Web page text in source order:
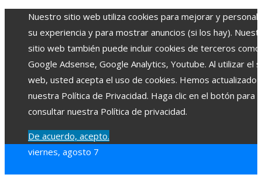
Nuestro sitio web utiliza cookies para mejorar y
su experiencia y para mostrar anuncios (si los hay).
sitio web también puede incluir cookies de terceros como
Google Adsense, Google Analytics, Youtube. Al utilizar el
web, usted acepta el uso de cookies. Hemos actualizado
nuestra Política de Privacidad. Haga clic en el botón para
consultar nuestra Política de privacidad.
De acuerdo, acepto.
viernes, agosto 7